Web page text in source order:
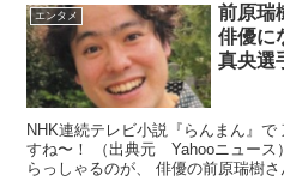
エンタメ
前原瑞
俳優に
真央選
NHK連続テレビ小説『らんまん』
すね〜！ （出典元 Yahooニュース
らっしゃるのが、 俳優の前原瑞樹